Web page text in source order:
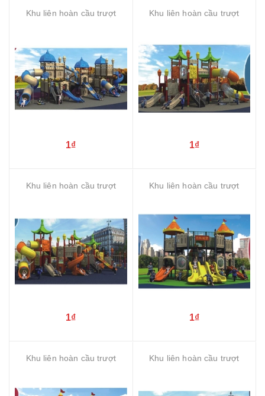
Khu liên hoàn cầu trượt
1₫
Khu liên hoàn cầu trượt
1₫
Khu liên hoàn cầu trượt
1₫
Khu liên hoàn cầu trượt
1₫
Khu liên hoàn cầu trượt Khu liên hoàn cầu trượt